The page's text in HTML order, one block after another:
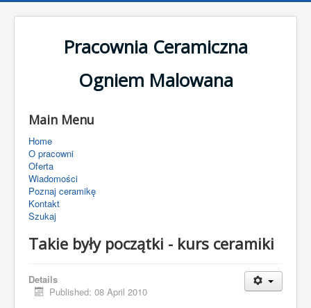
Pracownia Ceramiczna
Ogniem Malowana
Main Menu
Home
O pracowni
Oferta
Wiadomości
Poznaj ceramikę
Kontakt
Szukaj
Takie były początki - kurs ceramiki
Details
Published: 08 April 2010